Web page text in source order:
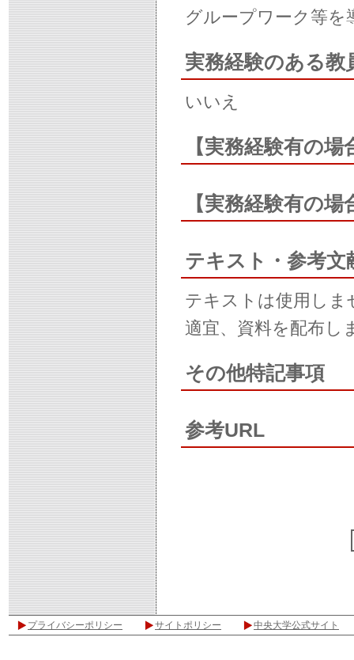
グループワーク等を
実務経験のある教
いいえ
【実務経験有の
【実務経験有の
テキスト・参考文
テキストは使用しま
適宜、資料を配布し
その他特記事項
参考URL
プライバシーポリシー サイトポリシー 中央大学公式サイト